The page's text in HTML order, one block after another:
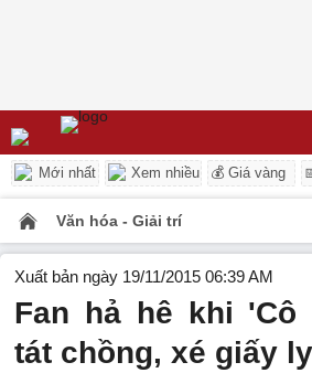
Mới nhất Xem nhiều 💰 Giá vàng
Văn hóa - Giải trí
Xuất bản ngày 19/11/2015 06:39 AM
Fan hả hê khi 'Cô
tát chồng, xé giấy